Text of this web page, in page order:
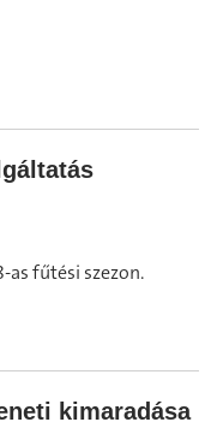
as fűtési szezon.
kimaradása